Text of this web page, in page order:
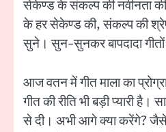
सेकेण्ड के संकल्प की नवीनता की
के हर सेकेण्ड की, संकल्प की
सुने। सुन-सुनकर बापदादा
आज वतन में गीत माला का
गीत की रीति भी बड़ी प्यारी
से दी। अभी आगे क्या करेंगे? जैसे